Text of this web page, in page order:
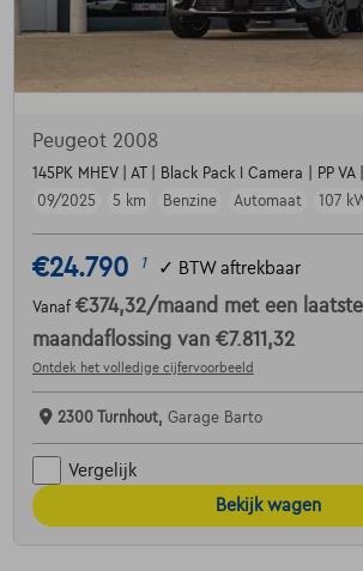
Peugeot 2008
145PK MHEV | AT | Black Pack I Camera | PP
09/2025
5 km Benzine Automaat 107
€24.790 1 ✓ BTW aftrekbaar
Vanaf €374,32/maand met een laatste
maandaflossing van €7.811,32
Ontdek het volledige cijfervoorbeeld
2300 Turnhout, Garage Barto
Vergelijk
Bekijk wagen